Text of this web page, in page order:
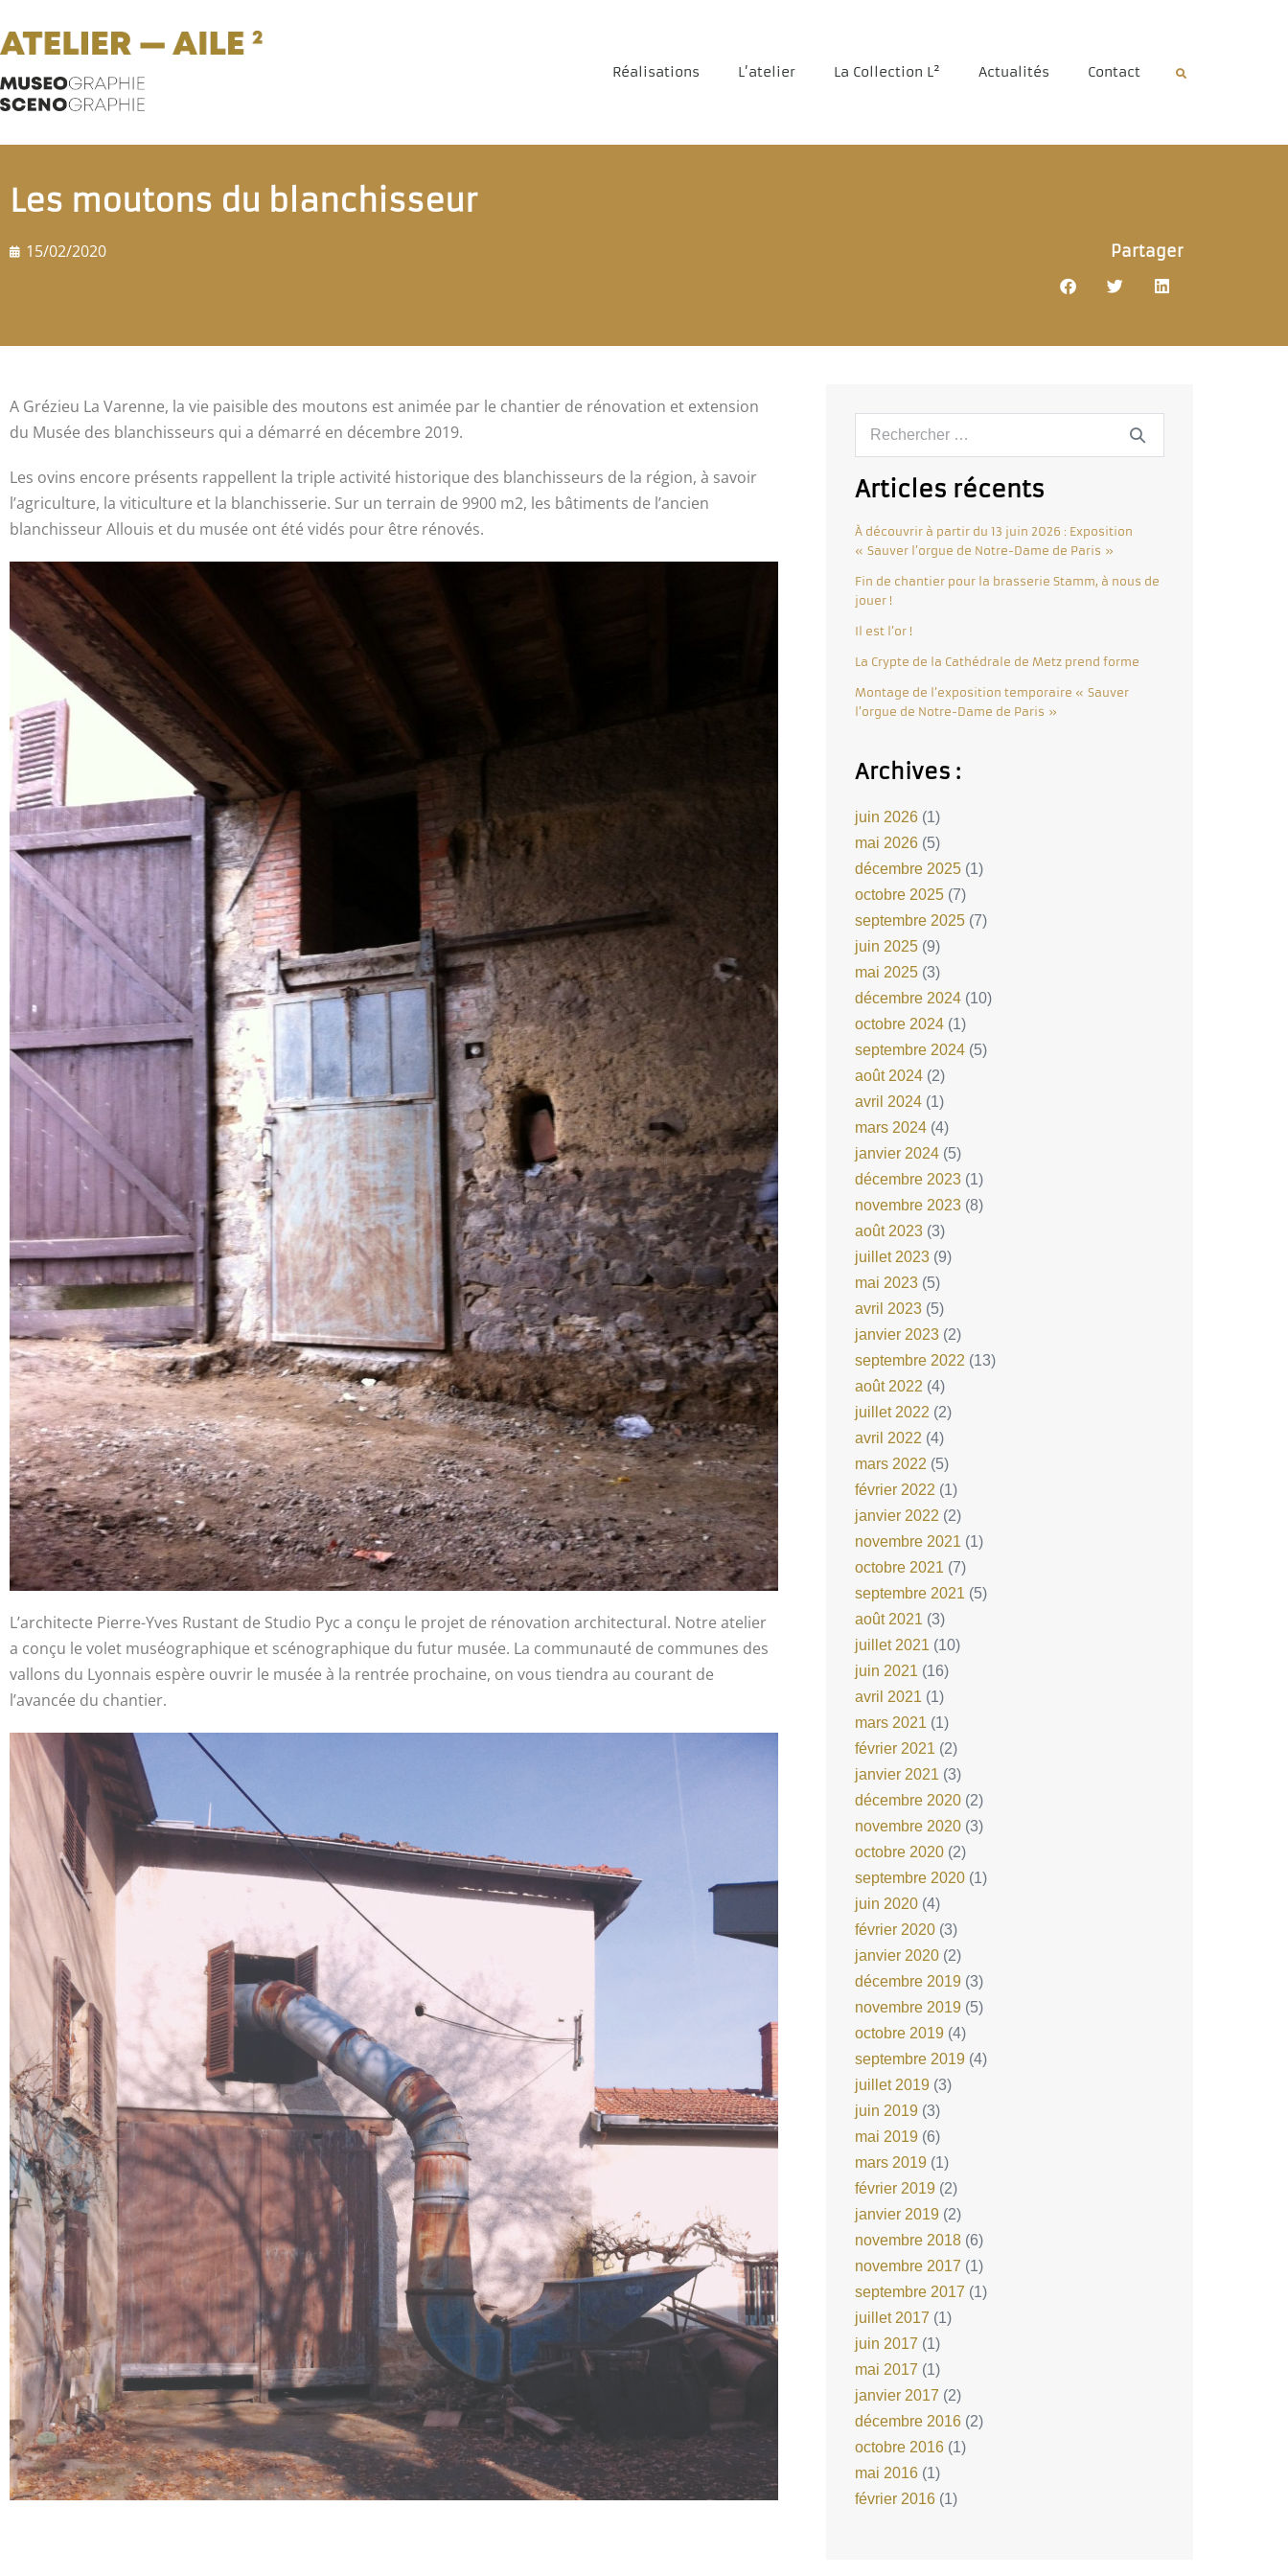
Réalisations L’atelier La Collection L² Actualités Contact
Les moutons du blanchisseur
15/02/2020 Partager
A Grézieu La Varenne, la vie paisible des moutons est animée par le chantier de rénovation et extension
du Musée des blanchisseurs qui a démarré en décembre 2019.
Les ovins encore présents rappellent la triple activité historique des blanchisseurs de la région, à savoir
l’agriculture, la viticulture et la blanchisserie. Sur un terrain de 9900 m2, les bâtiments de l’ancien
blanchisseur Allouis et du musée ont été vidés pour être rénovés.
L’architecte Pierre-Yves Rustant de Studio Pyc a conçu le projet de rénovation architectural. Notre atelier
a conçu le volet muséographique et scénographique du futur musée. La communauté de communes des
vallons du Lyonnais espère ouvrir le musée à la rentrée prochaine, on vous tiendra au courant de
l’avancée du chantier.
Articles récents
À découvrir à partir du 13 juin 2026 : Exposition
« Sauver l’orgue de Notre-Dame de Paris »
Fin de chantier pour la brasserie Stamm, à nous de
jouer !
Il est l’or !
La Crypte de la Cathédrale de Metz prend forme
Montage de l’exposition temporaire « Sauver
l’orgue de Notre-Dame de Paris »
Archives :
juin 2026(1)
mai 2026(5)
décembre 2025(1)
octobre 2025(7)
septembre 2025(7)
juin 2025(9)
mai 2025(3)
décembre 2024(10)
octobre 2024(1)
septembre 2024(5)
août 2024(2)
avril 2024(1)
mars 2024(4)
janvier 2024(5)
décembre 2023(1)
novembre 2023(8)
août 2023(3)
juillet 2023(9)
mai 2023(5)
avril 2023(5)
janvier 2023(2)
septembre 2022 (13)
août 2022 (4)
juillet 2022 (2)
avril 2022 (4)
mars 2022 (5)
février 2022 (1)
janvier 2022 (2)
novembre 2021(1)
octobre 2021(7)
septembre 2021(5)
août 2021(3)
juillet 2021(10)
juin 2021(16)
avril 2021(1)
mars 2021(1)
février 2021(2)
janvier 2021(3)
décembre 2020(2)
novembre 2020(3)
octobre 2020(2)
septembre 2020(1)
juin 2020(4)
février 2020(3)
janvier 2020(2)
décembre 2019(3)
novembre 2019(5)
octobre 2019(4)
septembre 2019(4)
juillet 2019(3)
juin 2019(3)
mai 2019(6)
mars 2019(1)
février 2019(2)
janvier 2019(2)
novembre 2018(6)
novembre 2017 (1)
septembre 2017 (1)
juillet 2017 (1)
juin 2017 (1)
mai 2017 (1)
janvier 2017 (2)
décembre 2016(2)
octobre 2016(1)
mai 2016(1)
février 2016(1)